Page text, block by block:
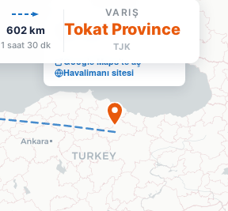
Tokat Province Tokat
Google Maps'te aç
Havalimanı sitesi
602km
1 saat 30 dk
VARIŞ
Tokat Province
TJK